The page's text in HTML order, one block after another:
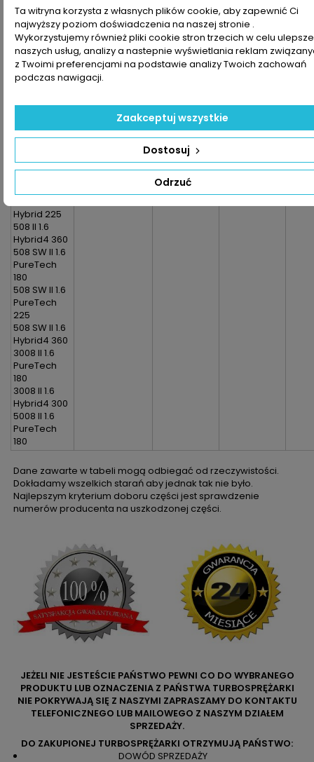
Hybrid 225
308 SW III 1.6
Hybrid 180
308 SW III 1.6
Hybrid 225
408 1.6
PureTech
508 II 1.6
Hybrid 225
508 II 1.6
Hybrid4 360
508 SW II 1.6
PureTech
180
508 SW II 1.6
PureTech
225
508 SW II 1.6
Hybrid4 360
3008 II 1.6
PureTech
180
3008 II 1.6
Hybrid4 300
5008 II 1.6
PureTech
180
Dane zawarte w tabeli mogą odbiegać od rzeczywistości.
Dokładamy wszelkich starań aby jednak tak nie było.
Najlepszym kryterium doboru części jest sprawdzenie
numerów producenta na uszkodzonej części.
JEŻELI NIE JESTEŚCIE PAŃSTWO PEWNI CO DO WYBRANEGO
PRODUKTU LUB OZNACZENIA Z PAŃSTWA TURBOSPRĘŻARKI
NIE POKRYWAJĄ SIĘ Z NASZYMI ZAPRASZAMY DO KONTAKTU
TELEFONICZNEGO LUB MAILOWEGO Z NASZYM DZIAŁEM
SPRZEDAŻY.
DO ZAKUPIONEJ TURBOSPRĘŻARKI OTRZYMUJĄ PAŃSTWO:
DOWÓD SPRZEDAŻY
Ta witryna korzysta z własnych plików cookie, aby zapewnić Ci
najwyższy poziom doświadczenia na naszej stronie .
Wykorzystujemy również pliki cookie stron trzecich w celu
naszych usług, analizy a nastepnie wyświetlania reklam
z Twoimi preferencjami na podstawie analizy Twoich zachowań
podczas nawigacji.
Odrzuć
Dostosuj
Zaakceptuj wszystkie